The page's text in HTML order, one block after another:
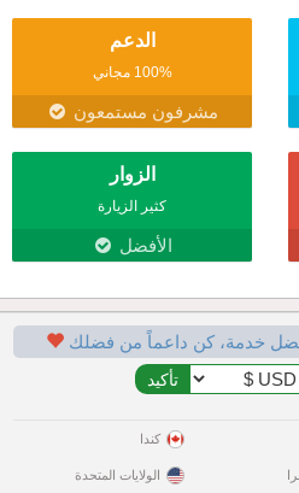
الدعم
100% مجاني
مشرفون مستمعون
الزوار
كثير الزيارة
الأفضل
خدمة، كن داعماً من فضلك
كندا
الولايات المتحدة